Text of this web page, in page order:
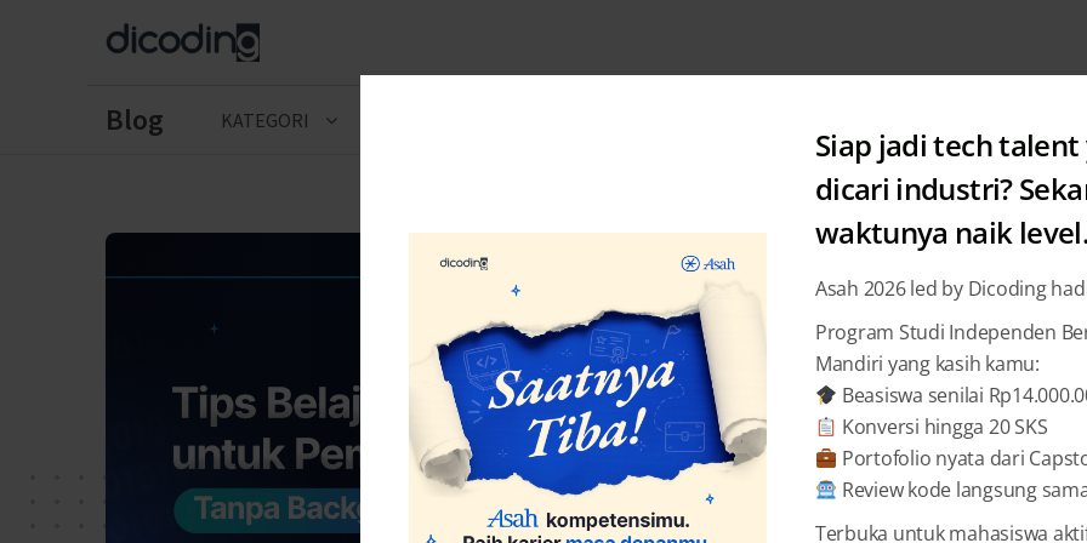
Blog KATEGORI
Tips
Tanpa
Siap jadi tech talent
dicari industri?
waktunya naik level.
Asah 2026 led by Dicoding
Program Studi Independen
Mandiri yang kasih kamu:
Beasiswa senilai
Konversi hingga 20 SKS
Portofolio nyata dari
Review kode langsung
Terbuka untuk mahasiswa